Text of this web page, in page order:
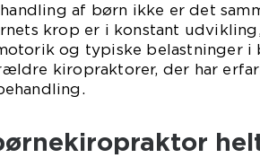
af børn ikke er det
krop er i konstant
og typiske belastninger i
kiropraktorer, der har